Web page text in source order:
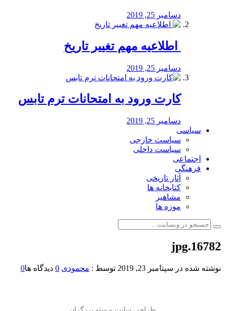
دسامبر 25, 2019
️ اطلاعیه مهم تغییر تاریخ
دسامبر 25, 2019
کارت ورود به امتحانات ترم تابس
دسامبر 25, 2019
سیاسی
سیاست خارجی
سیاست داخلی
اجتماعی
فرهنگی
آثار تاریخی
کتابخانه ها
مشاهیر
موزه ها
16782.jpg
نوشته شده در سپتامبر 23, 2019 توسط : محمودی 0 دیدگاه ها0